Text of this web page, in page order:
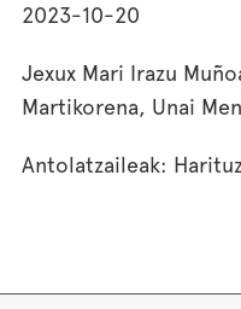
2023-10-20
Jexux Mari Irazu
Martikorena, Unai
Antolatzaileak: